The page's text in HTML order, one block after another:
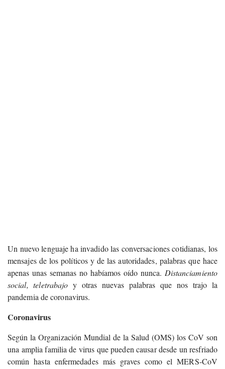
Un nuevo lenguaje ha invadido las conversaciones cotidianas, los
mensajes de los políticos y de las autoridades, palabras que hace
apenas unas semanas no habíamos oído nunca. Distanciamiento
social, teletrabajo y otras nuevas palabras que nos trajo la
pandemia de coronavirus.
Coronavirus
Según la Organización Mundial de la Salud (OMS) los CoV son
una amplia familia de virus que pueden causar desde un resfriado
común hasta enfermedades más graves como el MERS-CoV